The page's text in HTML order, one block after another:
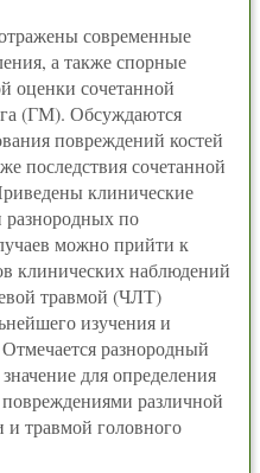
современные
а также спорные
оценки сочетанной
(ГМ). Обсуждаются
повреждений костей
последствия сочетанной
клинические
по
можно прийти к
клинических наблюдений
травмой (ЧЛТ)
изучения и
разнородный
для определения
различной
и травмой головного